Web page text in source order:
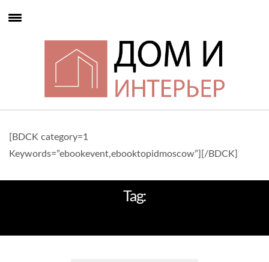
[BDCK category=1
Keywords=”ebookevent,ebooktopidmoscow”][/BDCK]
Tag: